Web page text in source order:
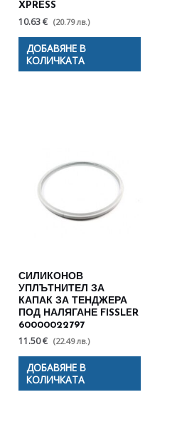
XPRESS
10.63 € (20.79 лв.)
ДОБАВЯНЕ В
КОЛИЧКАТА
СИЛИКОНОВ
УПЛЪТНИТЕЛ ЗА
КАПАК ЗА ТЕНДЖЕРА
ПОД НАЛЯГАНЕ FISSLER
60000022797
11.50 € (22.49 лв.)
ДОБАВЯНЕ В
КОЛИЧКАТА